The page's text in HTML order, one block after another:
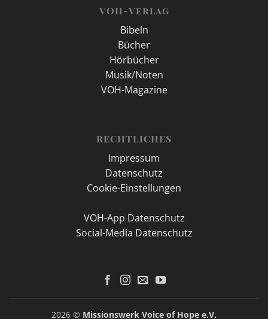
VOH-Verlag
Bibeln
Bücher
Hörbücher
Musik/Noten
VOH-Magazine
RECHTLICHES
Impressum
Datenschutz
Cookie-Einstellungen
VOH-App Datenschutz
Social-Media Datenschutz
2026 © Missionswerk Voice of Hope e.V.